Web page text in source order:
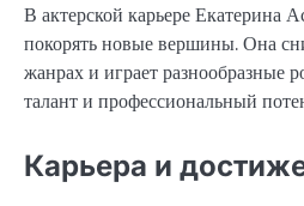
В актерской карьере Екатерина
покорять новые вершины. Она
жанрах и играет разнообразные
талант и профессиональный
Карьера и